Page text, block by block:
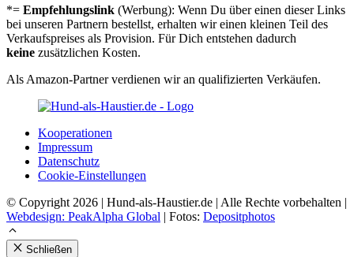
*= Empfehlungslink (Werbung): Wenn Du über einen dieser Links
bei unseren Partnern bestellst, erhalten wir einen kleinen Teil des
Verkaufspreises als Provision. Für Dich entstehen dadurch
keine zusätzlichen Kosten.
Als Amazon-Partner verdienen wir an qualifizierten Verkäufen.
Koope­ra­tio­nen
Impres­sum
Daten­schutz
Coo­kie-Ein­stel­lun­gen
© Copyright 2026 | Hund-als-Haustier.de | Alle Rechte vorbehalten |
Webdesign: PeakAlpha Global | Fotos: Depositphotos
Schließen